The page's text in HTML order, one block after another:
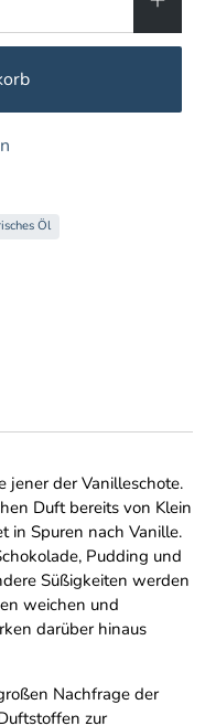
Öl
jener der Vanilleschote.
Duft bereits von Klein
in Spuren nach Vanille.
Pudding und
Süßigkeiten werden
weichen und
darüber hinaus
Nachfrage der
zur